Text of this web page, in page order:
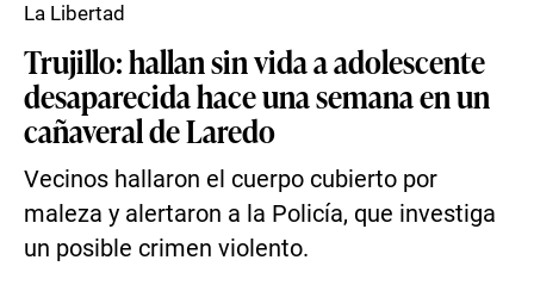
Trujillo: hallan sin vida a adolescente
desaparecida hace una semana en un
cañaveral de Laredo
Vecinos hallaron el cuerpo cubierto por
maleza y alertaron a la Policía, que investiga
un posible crimen violento.
La Libertad